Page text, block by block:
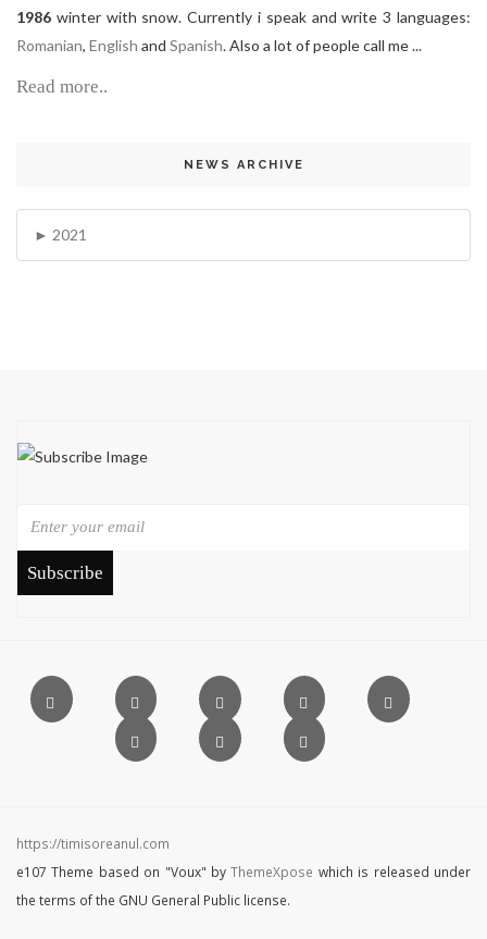
1986 winter with snow. Currently i speak and write 3 languages:
Romanian, English and Spanish. Also a lot of people call me ...
Read more..
NEWS ARCHIVE
2021
Subscribe
https://timisoreanul.com
e107 Theme based on "Voux" byThemeXpose which is released under
the terms of the GNU General Public license.